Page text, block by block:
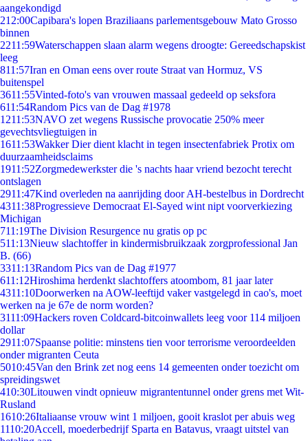
aangekondigd
212:00Capibara's lopen Braziliaans parlementsgebouw Mato Grosso
binnen
2211:59Waterschappen slaan alarm wegens droogte: Gereedschapskist
leeg
811:57Iran en Oman eens over route Straat van Hormuz, VS
buitenspel
3611:55Vinted-foto's van vrouwen massaal gedeeld op seksfora
611:54Random Pics van de Dag #1978
1211:53NAVO zet wegens Russische provocatie 250% meer
gevechtsvliegtuigen in
1611:53Wakker Dier dient klacht in tegen insectenfabriek Protix om
duurzaamheidsclaims
1911:52Zorgmedewerkster die 's nachts haar vriend bezocht terecht
ontslagen
2911:47Kind overleden na aanrijding door AH-bestelbus in Dordrecht
4311:38Progressieve Democraat El-Sayed wint nipt voorverkiezing
Michigan
711:19The Division Resurgence nu gratis op pc
511:13Nieuw slachtoffer in kindermisbruikzaak zorgprofessional Jan
B. (66)
3311:13Random Pics van de Dag #1977
611:12Hiroshima herdenkt slachtoffers atoombom, 81 jaar later
4311:10Doorwerken na AOW-leeftijd vaker vastgelegd in cao's, moet
werken na je 67e de norm worden?
3111:09Hackers roven Coldcard-bitcoinwallets leeg voor 114 miljoen
dollar
2911:07Spaanse politie: minstens tien voor terrorisme veroordeelden
onder migranten Ceuta
5010:45Van den Brink zet nog eens 14 gemeenten onder toezicht om
spreidingswet
410:30Litouwen vindt opnieuw migrantentunnel onder grens met Wit-
Rusland
1610:26Italiaanse vrouw wint 1 miljoen, gooit kraslot per abuis weg
1110:20Accell, moederbedrijf Sparta en Batavus, vraagt uitstel van